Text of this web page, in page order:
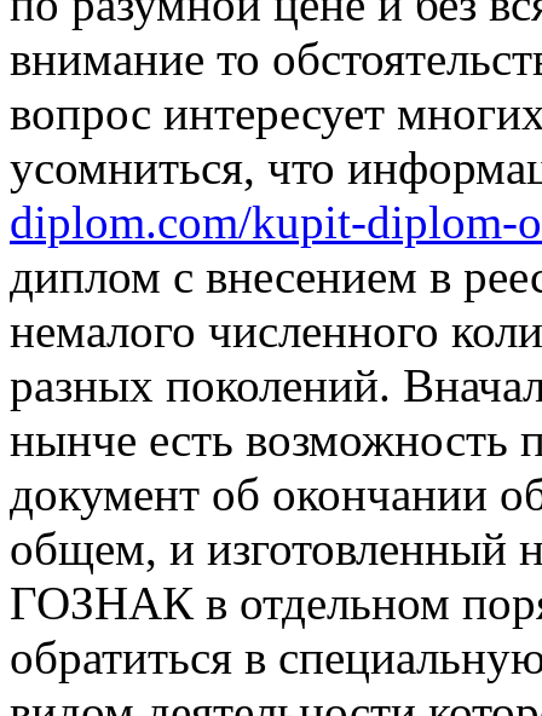
внимание то
вопрос интересует
усомниться, что
diplom.com/kupit-diplom-
диплом с внесением в
немалого численного
разных поколений.
нынче есть возможность
документ об окончании
общем, и изготовленный
ГОЗНАК в отдельном
обратиться в